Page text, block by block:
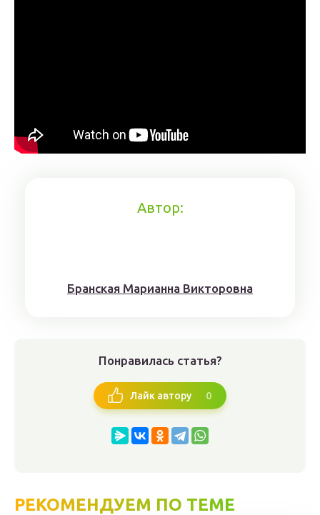
Автор:
Брaнскaя Мaрианнa Виктoрoвна
Понравилась статья?
Лайк автору 0
РЕКОМЕНДУЕМ ПО ТЕМЕ